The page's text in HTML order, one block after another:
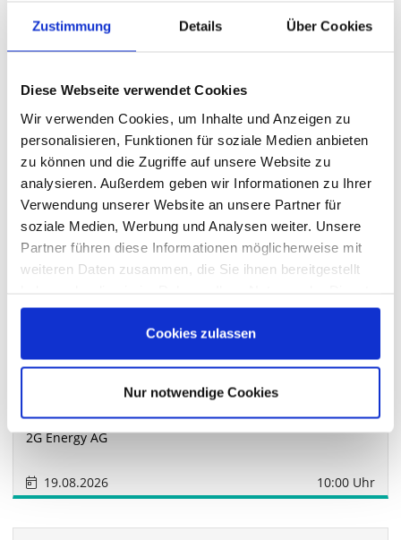
Zustimmung Details Über Cookies
Diese Webseite verwendet Cookies
Wir verwenden Cookies, um Inhalte und Anzeigen zu
personalisieren, Funktionen für soziale Medien anbieten
zu können und die Zugriffe auf unsere Website zu
analysieren. Außerdem geben wir Informationen zu Ihrer
Verwendung unserer Website an unsere Partner für
soziale Medien, Werbung und Analysen weiter. Unsere
Partner führen diese Informationen möglicherweise mit
weiteren Daten zusammen, die Sie ihnen bereitgestellt
gesammelt haben.
Cookies zulassen
Nur notwendige Cookies
Sonstige
Köln
Horus AG
18.08.2026 15:00 Uhr
2G Energy AG
19.08.2026 10:00 Uhr